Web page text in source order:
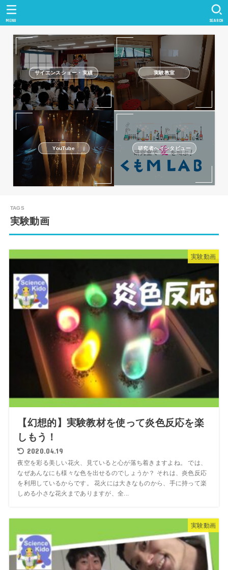
SEARCH
MENU
サイエンスショー・実績 実験教室
YouTube 研究者へインタビュー
実験動画
実験動画
【幻想的】実験教材を使って炎色反応を楽
しもう！
2020.04.19
夜空を彩る美しい花火、見ていると心が落ち着きますよね。 では、
なぜあんなにも様々な色を出せるのでしょうか？ それは、炎色反応
を利用しているからです。 花火には大きなものから、手に持って楽
しめる小さな花火までありますが、全...
実験動画